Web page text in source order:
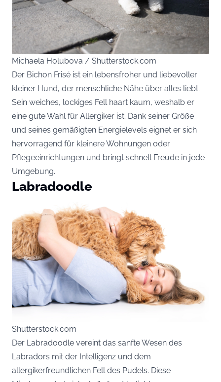
Michaela Holubova / Shutterstock.com
Der Bichon Frisé ist ein lebensfroher und liebevoller
kleiner Hund, der menschliche Nähe über alles liebt.
Sein weiches, lockiges Fell haart kaum, weshalb er
eine gute Wahl für Allergiker ist. Dank seiner Größe
und seines gemäßigten Energielevels eignet er sich
hervorragend für kleinere Wohnungen oder
Pflegeeinrichtungen und bringt schnell Freude in jede
Umgebung.
Labradoodle
Shutterstock.com
Der Labradoodle vereint das sanfte Wesen des
Labradors mit der Intelligenz und dem
allergikerfreundlichen Fell des Pudels. Diese